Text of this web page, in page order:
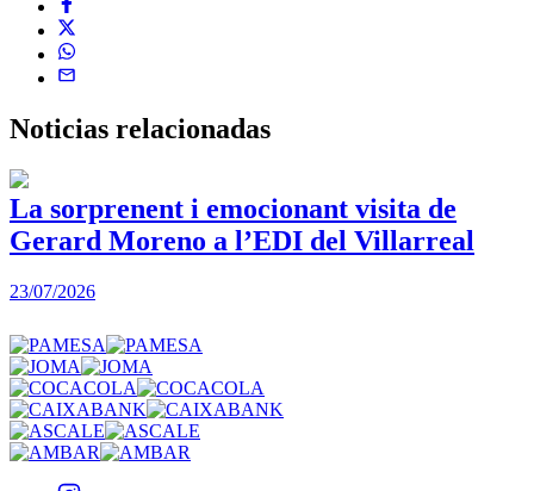
Noticias relacionadas
La sorprenent i emocionant visita de
Gerard Moreno a l’EDI del Villarreal
23/07/2026